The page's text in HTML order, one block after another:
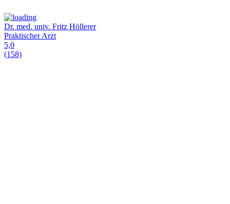
Dr. med. univ. Fritz Höllerer
Praktischer Arzt
5,0
(158)